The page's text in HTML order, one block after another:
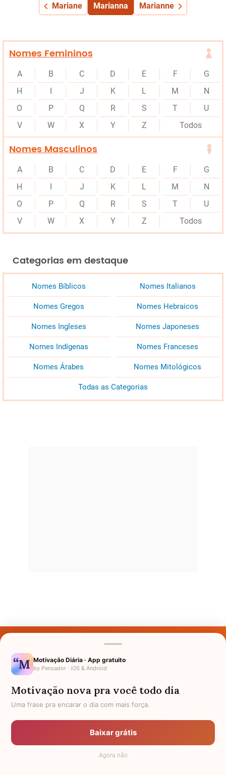
Mariane Marianna Marianne
Nomes Femininos
A B C D E F
G
H
I J K L M
N
O
P Q R S T
U
V
W X Y Z Todos
Nomes Masculinos
A B C D E F
G
H
I J K L M
N
O
P Q R S T
U
V
W X Y Z Todos
Categorias em destaque
Nomes Bíblicos Nomes Italianos
Nomes Gregos Nomes Hebraicos
Nomes Ingleses Nomes Japoneses
Nomes Indígenas Nomes Franceses
Nomes Árabes Nomes Mitológicos
Todas as Categorias
Nomes pelo Mundo
Política de Privacidade
Anuncie
Termos de Uso
Motivação Diária · App gratuito
by Pensador · iOS & Android
Motivação nova pra você todo dia
Uma frase pra encarar o dia com mais força.
Baixar grátis
Agora não